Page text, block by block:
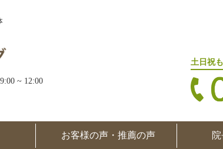
~ 12:00
土日祝
お客様の声・推薦の声